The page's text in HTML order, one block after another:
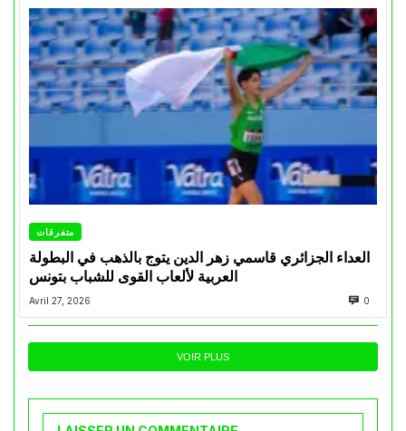
متفرقات
العداء الجزائري قاسمي زهر الدين يتوج بالذهب في البطولة
العربية لألعاب القوى للشباب بتونس
Avril 27, 2026 0
VOIR PLUS